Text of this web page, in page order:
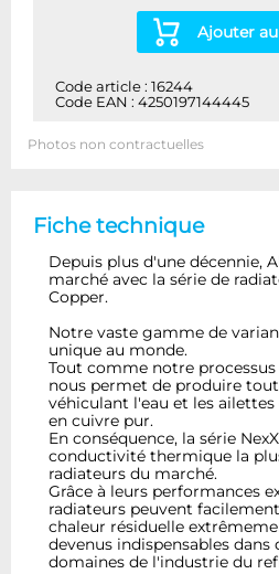
Ajouter
Code article : 16244
Code EAN : 4250197144445
Photos non contractuelles
Fiche technique
Depuis plus d'une décennie,
marché avec la série de
Copper.
Notre vaste gamme de
unique au monde.
Tout comme notre
nous permet de produire
véhiculant l'eau et les
en cuivre pur.
En conséquence, la série
conductivité thermique la
radiateurs du marché.
Grâce à leurs performances
radiateurs peuvent
chaleur résiduelle
devenus indispensables dans
domaines de l'industrie du